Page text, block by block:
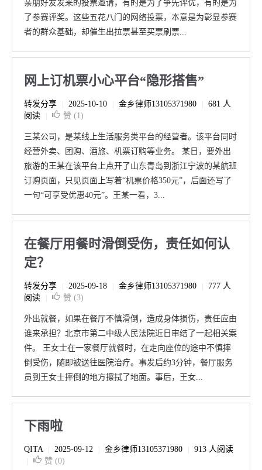
亲朋好友发来的投票邀请，有的是为了争先评优，有的是为
了参赛评奖。这些五花八门的网络投票，本意是为彰显参赛
者的群众基础，却催生出拉票甚至买票刷票...
网上订机票小心平台“隐形搭售”
转发分享 2025-10-10 金乡律师13105371980
681 人
阅读
赞 (1)
三某公司，是某线上生活服务类平台的经营者。该平台同时
经营外卖、团购、酒旅、机票订购等业务。 某日，要外出
旅游的王某在该平台上点开了山东青岛到浙江宁波的某航班
订购页面，只见页面上写着“机票价格350元”，后面还写了
一句“可享受优惠40元”。王某一看，3...
在餐厅用餐时滑倒受伤，责任如何认
定？
转发分享 2025-09-18 金乡律师13105371980
777 人
阅读
赞 (3)
外出就餐，如果在餐厅不慎滑倒，造成身体损伤，责任应由
谁来承担？北京市第二中级人民法院近日审结了一起相关案
件。 王女士在一家餐厅就餐时，在走向座位的途中不慎摔
倒受伤，随即被送往医院治疗。事发后约3分钟，餐厅服务
员到王女士摔倒的地方擦拭了地面。事后，王女...
下雨啦
QITA 2025-09-12 金乡律师13105371980 913 人阅读
赞 (0)